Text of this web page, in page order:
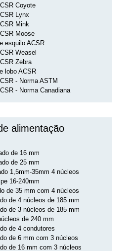
Coyote
Lynx
Mink
Moose
esquilo ACSR
Weasel
Zebra
lobo ACSR
- Norma ASTM
- Norma Canadiana
alimentação
de 16 mm
de 25 mm
1,5mm-35mm 4 núcleos
16-240mm
de 35 mm com 4 núcleos
de 4 núcleos de 185 mm
de 3 núcleos de 185 mm
de 240 mm
de 4 condutores
de 6 mm com 3 núcleos
de 16 mm com 3 núcleos